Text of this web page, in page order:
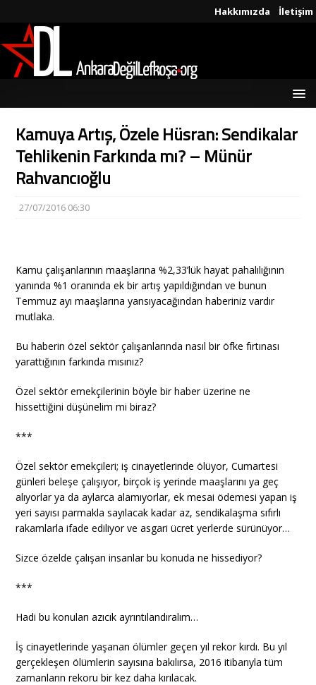
Hakkımızda İletişim
Kamuya Artış, Özele Hüsran: Sendikalar
Tehlikenin Farkında mı? – Münür
Rahvancıoğlu
27/07/2016 06:30
Kamu çalışanlarının maaşlarına %2,33’lük hayat pahalılığının
yanında %1 oranında ek bir artış yapıldığından ve bunun
Temmuz ayı maaşlarına yansıyacağından haberiniz vardır
mutlaka.
Bu haberin özel sektör çalışanlarında nasıl bir öfke fırtınası
yarattığının farkında mısınız?
Özel sektör emekçilerinin böyle bir haber üzerine ne
hissettiğini düşünelim mi biraz?
***
Özel sektör emekçileri; iş cinayetlerinde ölüyor, Cumartesi
günleri beleşe çalışıyor, birçok iş yerinde maaşlarını ya geç
alıyorlar ya da aylarca alamıyorlar, ek mesai ödemesi yapan iş
yeri sayısı parmakla sayılacak kadar az, sendikalaşma sıfırlı
rakamlarla ifade ediliyor ve asgari ücret yerlerde sürünüyor…
Sizce özelde çalışan insanlar bu konuda ne hissediyor?
***
Hadi bu konuları azıcık ayrıntılandıralım…
İş cinayetlerinde yaşanan ölümler geçen yıl rekor kırdı. Bu yıl
gerçekleşen ölümlerin sayısına bakılırsa, 2016 itibarıyla tüm
zamanların rekoru bir kez daha kırılacak.